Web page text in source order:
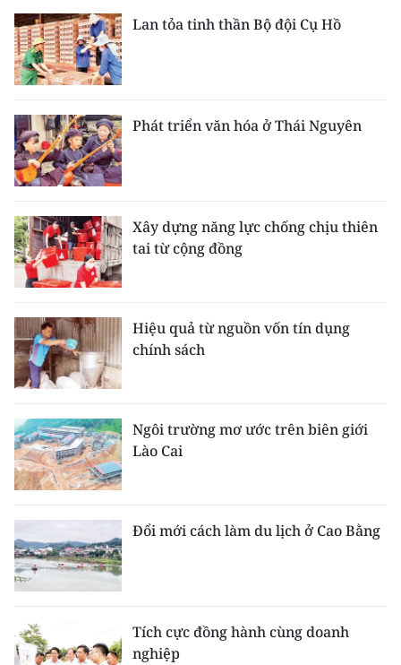
Lan tỏa tinh thần Bộ đội Cụ Hồ
Phát triển văn hóa ở Thái Nguyên
Xây dựng năng lực chống chịu thiên
tai từ cộng đồng
Hiệu quả từ nguồn vốn tín dụng
chính sách
Ngôi trường mơ ước trên biên giới
Lào Cai
Đổi mới cách làm du lịch ở Cao Bằng
Tích cực đồng hành cùng doanh
nghiệp